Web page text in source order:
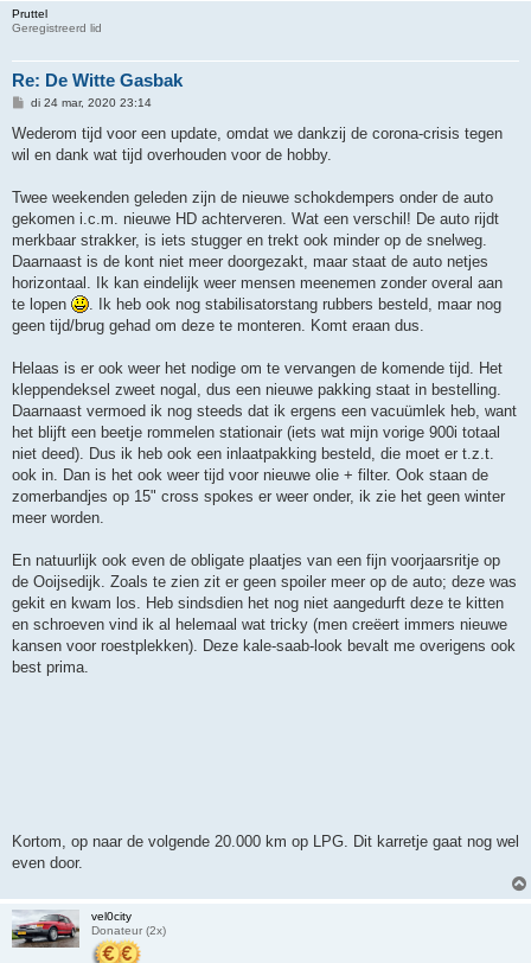
Pruttel
Geregistreerd lid
Re: De Witte Gasbak
B
r
c
di 24 mar, 2020 23:14
Wederom tijd voor een update, omdat we dankzij de corona-crisis tegen
wil en dank wat tijd overhouden voor de hobby.
Twee weekenden geleden zijn de nieuwe schokdempers onder de auto
gekomen i.c.m. nieuwe HD achterveren. Wat een verschil! De auto rijdt
merkbaar strakker, is iets stugger en trekt ook minder op de snelweg.
Daarnaast is de kont niet meer doorgezakt, maar staat de auto netjes
horizontaal. Ik kan eindelijk weer mensen meenemen zonder overal aan
te lopen
. Ik heb ook nog stabilisatorstang rubbers besteld, maar nog
geen tijd/brug gehad om deze te monteren. Komt eraan dus.
Helaas is er ook weer het nodige om te vervangen de komende tijd. Het
kleppendeksel zweet nogal, dus een nieuwe pakking staat in bestelling.
Daarnaast vermoed ik nog steeds dat ik ergens een vacuümlek heb, want
het blijft een beetje rommelen stationair (iets wat mijn vorige 900i totaal
niet deed). Dus ik heb ook een inlaatpakking besteld, die moet er t.z.t.
ook in. Dan is het ook weer tijd voor nieuwe olie + filter. Ook staan de
zomerbandjes op 15" cross spokes er weer onder, ik zie het geen winter
meer worden.
En natuurlijk ook even de obligate plaatjes van een fijn voorjaarsritje op
de Ooijsedijk. Zoals te zien zit er geen spoiler meer op de auto; deze was
gekit en kwam los. Heb sindsdien het nog niet aangedurft deze te kitten
en schroeven vind ik al helemaal wat tricky (men creëert immers nieuwe
kansen voor roestplekken). Deze kale-saab-look bevalt me overigens ook
best prima.
Kortom, op naar de volgende 20.000 km op LPG. Dit karretje gaat nog wel
even door.
vel0city
Donateur (2x)